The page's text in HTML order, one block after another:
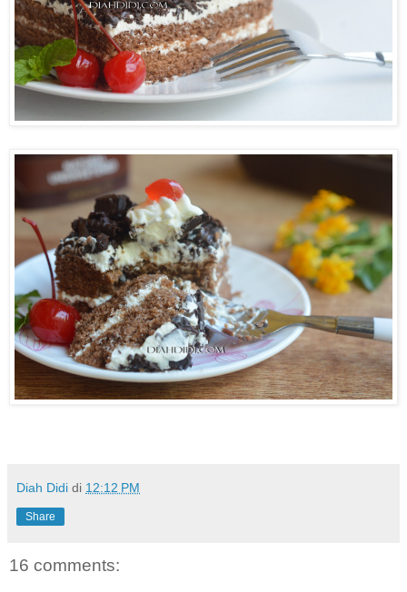
Diah Didi di 12:12 PM
Share
16 comments: